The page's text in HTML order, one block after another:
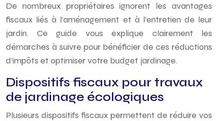
De nombreux propriétaires ignorent les avantages
fiscaux liés à l’aménagement et à l’entretien de leur
jardin. Ce guide vous explique clairement les
démarches à suivre pour bénéficier de ces réductions
d’impôts et optimiser votre budget jardinage.
Dispositifs fiscaux pour travaux
de jardinage écologiques
Plusieurs dispositifs fiscaux permettent de réduire vos